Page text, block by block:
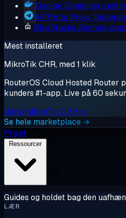
Docker Container-
MTProto Proxy
BlueStacks Android-
Mest installeret
MikroTik CHR, med 1 klik
RouterOS Cloud Hosted Router
kunders #1-app. Live på 60
Udrul MikroTik CHR →
Se hele marketplace →
Priser
Ressourcer
Guides og holdet bag den
LÆR